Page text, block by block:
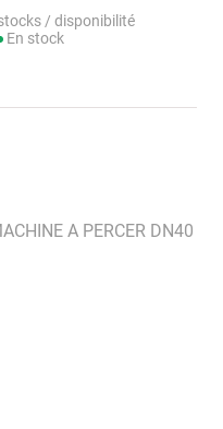
/ disponibilité
En stock
A PERCER DN40